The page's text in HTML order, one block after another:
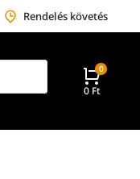
Rendelés követés
0 Ft